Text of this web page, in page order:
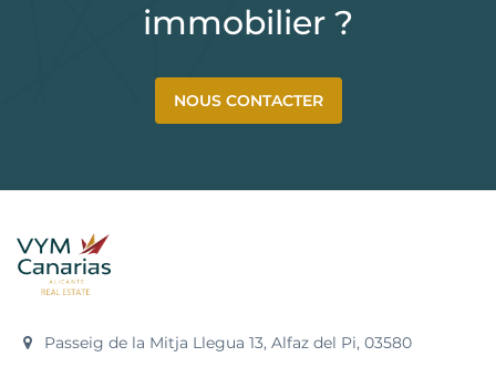
immobilier ?
NOUS CONTACTER
Passeig de la Mitja Llegua 13, Alfaz del Pi, 03580